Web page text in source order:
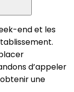
end et les
d’appeler
une